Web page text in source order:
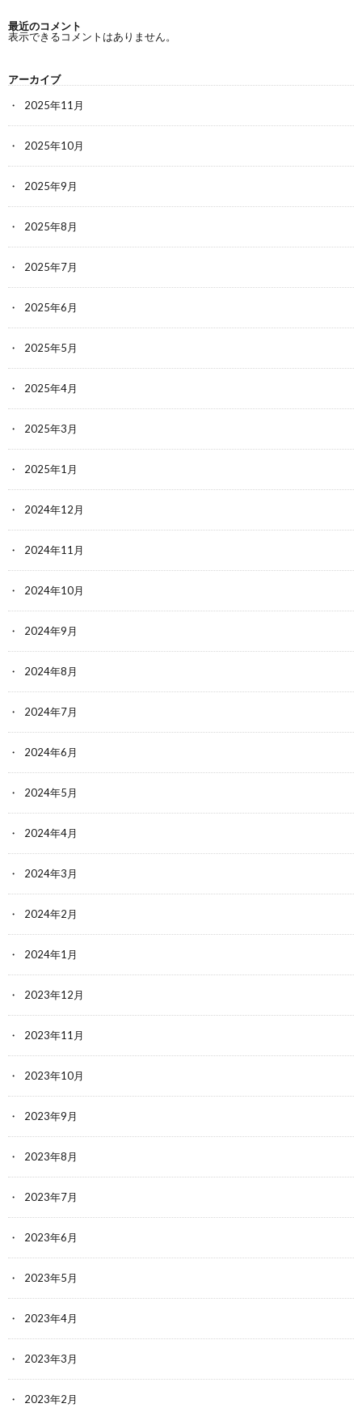
最近のコメント
表示できるコメントはありません。
アーカイブ
2025年11月
2025年10月
2025年9月
2025年8月
2025年7月
2025年6月
2025年5月
2025年4月
2025年3月
2025年1月
2024年12月
2024年11月
2024年10月
2024年9月
2024年8月
2024年7月
2024年6月
2024年5月
2024年4月
2024年3月
2024年2月
2024年1月
2023年12月
2023年11月
2023年10月
2023年9月
2023年8月
2023年7月
2023年6月
2023年5月
2023年4月
2023年3月
2023年2月